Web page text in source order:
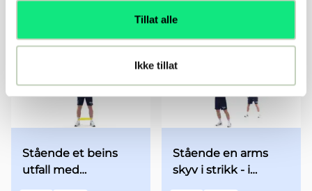
Tillat alle
Ikke tillat
Relaterte øvelser
Stående et beins
utfall med
Stående en arms
skyv i strikk - i